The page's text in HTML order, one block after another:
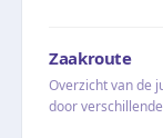
Zaakroute
Overzicht van de
door